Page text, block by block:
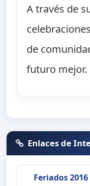
A través de
de
futuro mejor.
Enlaces de
Feriados 2016